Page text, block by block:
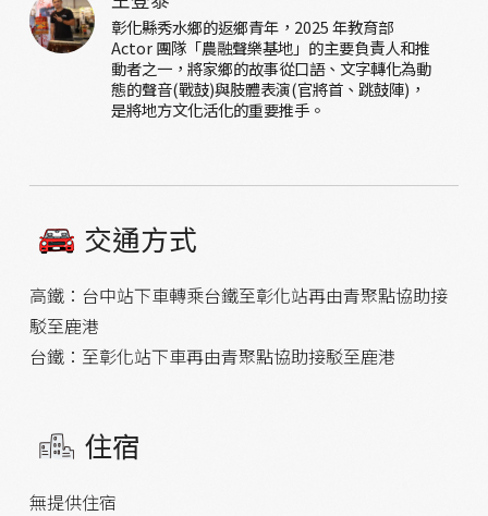
彰化縣秀水鄉的返鄉青年，2025 年教育部
Actor 團隊「農融聲樂基地」的主要負責人和推
動者之一，將家鄉的故事從口語、文字轉化為動
態的聲音(戰鼓)與肢體表演(官將首、跳鼓陣)，
是將地方文化活化的重要推手。
交通方式
高鐵：台中站下車轉乘台鐵至彰化站再由青聚點協助接
駁至鹿港
台鐵：至彰化站下車再由青聚點協助接駁至鹿港
住宿
無提供住宿